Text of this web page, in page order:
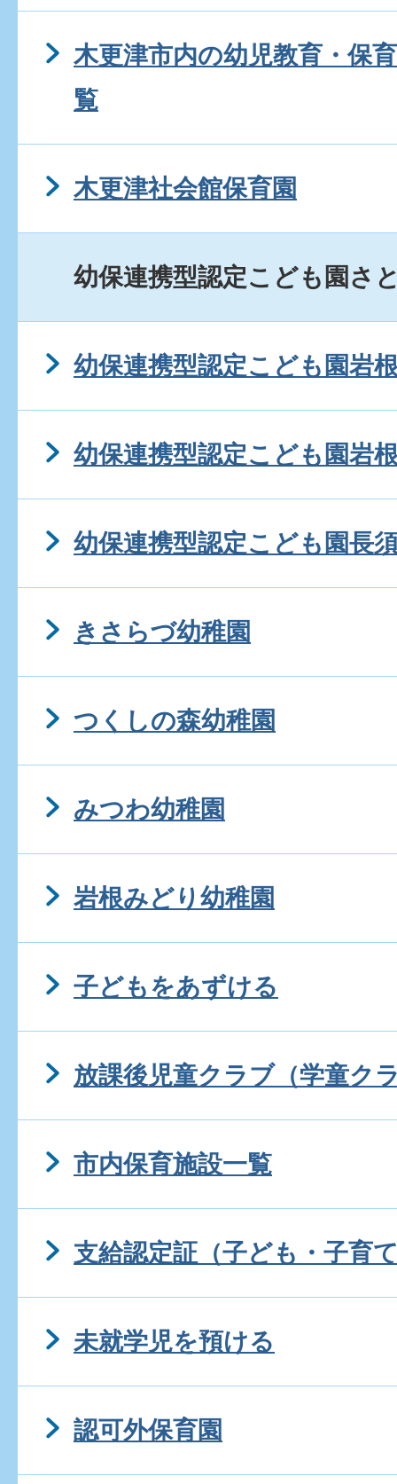
木更津市内の幼児教育・保
覧
木更津社会館保育園
幼保連携型認定こども園さ
幼保連携型認定こども園岩
幼保連携型認定こども園岩
幼保連携型認定こども園長
きさらづ幼稚園
つくしの森幼稚園
みつわ幼稚園
岩根みどり幼稚園
子どもをあずける
放課後児童クラブ（学童ク
市内保育施設一覧
支給認定証（子ども・子育
未就学児を預ける
認可外保育園